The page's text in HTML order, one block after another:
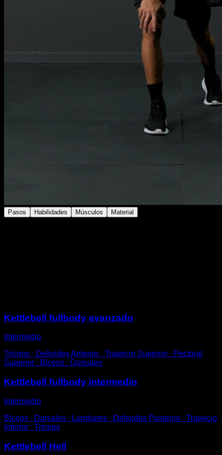
Pasos Habilidades Músculos Material
Kettlebell fullbody avanzado
Intermedio
Tríceps ∙ Deltoides Anterior ∙ Trapecio Superior ∙ Pectoral
Superior ∙ Bíceps ∙ Dorsales
Kettlebell fullbody intermedio
Intermedio
Bíceps ∙ Dorsales ∙ Lumbares ∙ Deltoides Posterior ∙ Trapecio
Inferior ∙ Tríceps
Kettlebell Hell